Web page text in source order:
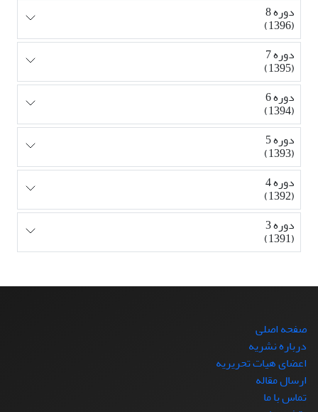
دوره 8
(1396)
دوره 7
(1395)
دوره 6
(1394)
دوره 5
(1393)
دوره 4
(1392)
دوره 3
(1391)
صفحه اصلی
درباره نشریه
اعضای هیات تحریریه
ارسال مقاله
تماس با ما